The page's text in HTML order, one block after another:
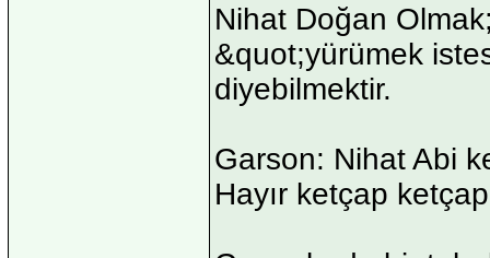
Nihat Doğan
&quot;yürümek
diyebilmektir.
Garson: Nihat Abi
Hayır ketçap